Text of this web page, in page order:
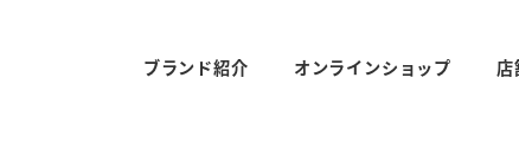
ブランド紹介 オンラインショップ 店